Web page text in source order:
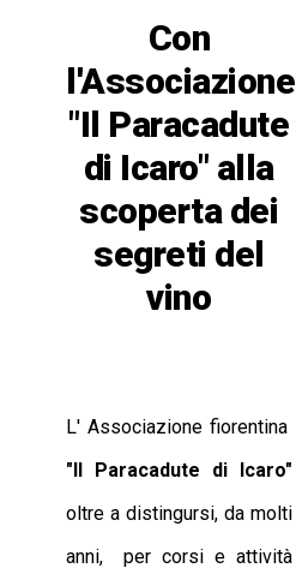
Con
l'Associazione
"Il Paracadute
di Icaro" alla
scoperta dei
segreti del
vino
L' Associazione fiorentina
"Il Paracadute di Icaro"
oltre a distingursi, da molti
anni, per corsi e attività